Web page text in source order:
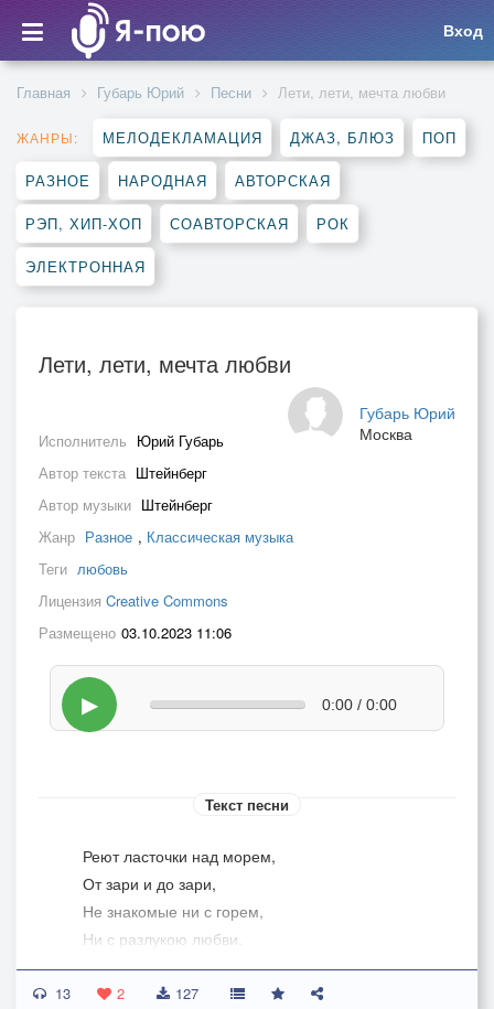
Вход
Главная Губарь Юрий Песни Лети, лети, мечта любви
ЖАНРЫ: МЕЛОДЕКЛАМАЦИЯ ДЖАЗ, БЛЮЗ ПОП
РАЗНОЕ НАРОДНАЯ АВТОРСКАЯ
РЭП, ХИП-ХОП СОАВТОРСКАЯ РОК
ЭЛЕКТРОННАЯ
Лети, лети, мечта любви
Губарь Юрий
Москва
Исполнитель Юрий Губарь
Автор текста Штейнберг
Автор музыки Штейнберг
Жанр Разное , Классическая музыка
Теги любовь
Лицензия Creative Commons
Размещено 03.10.2023 11:06
▶ 0:00 / 0:00
Текст песни
Реют ласточки над морем,
От зари и до зари,
Не знакомые ни с горем,
Ни с разлукою любви.
Коль ненастье, непогода –
13 2 127